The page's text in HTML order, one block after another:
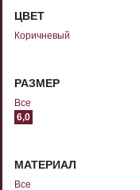
ЦВЕТ
Коричневый
РАЗМЕР
Все
6,0
МАТЕРИАЛ
Все